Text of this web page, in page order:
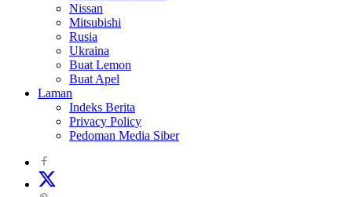
Nissan
Mitsubishi
Rusia
Ukraina
Buat Lemon
Buat Apel
Laman
Indeks Berita
Privacy Policy
Pedoman Media Siber